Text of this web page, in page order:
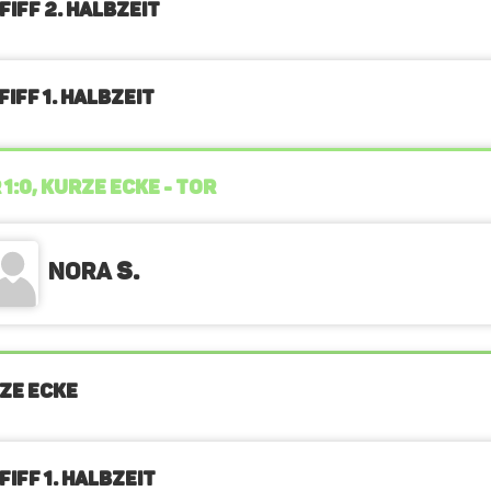
2. Halbzeit
1. Halbzeit
1:0, KURZE ECKE - TOR
NoraS.
ECKE
1. Halbzeit